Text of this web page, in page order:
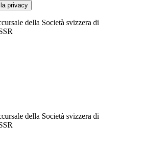
privacy
della Società svizzera di
della Società svizzera di